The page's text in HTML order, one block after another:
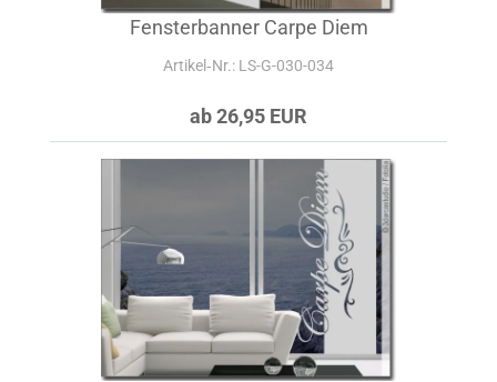
Fensterbanner Carpe Diem
Artikel‑Nr.: LS-G-030-034
ab 26,95 EUR